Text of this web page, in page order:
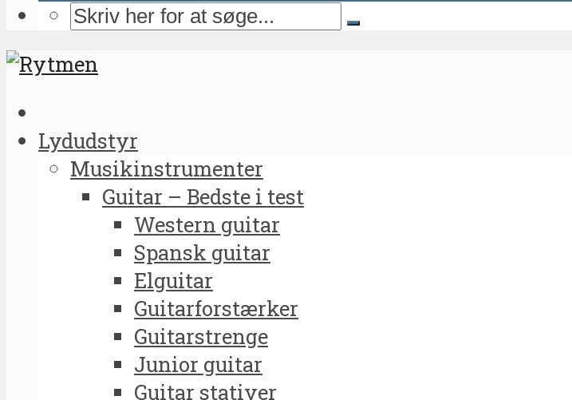
Lydudstyr
Musikinstrumenter
Guitar – Bedste i test
Western guitar
Spansk guitar
Elguitar
Guitarforstærker
Guitarstrenge
Junior guitar
Guitar stativer